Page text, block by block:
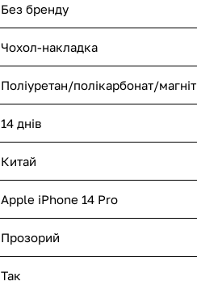
Без бренду
Чохол-накладка
Поліуретан/полікарбонат/магніт
14 днів
Китай
Apple iPhone 14 Pro
Прозорий
Так